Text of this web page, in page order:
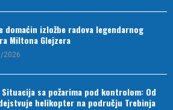
domaćin izložbe radova legendarnog
Miltona Glejzera
2026
Situacija sa požarima pod kontrolom: Od
helikopter na području Trebinja